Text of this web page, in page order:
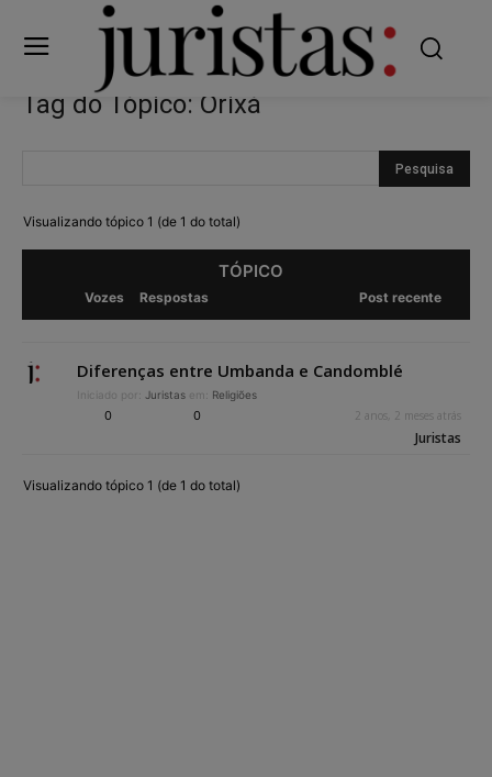
Tag do Tópico: Orixá
Visualizando tópico 1 (de 1 do total)
TÓPICO
Vozes Respostas Post recente
Diferenças entre Umbanda e Candomblé
Iniciado por: Juristas em: Religiões
0 0 2 anos, 2 meses atrás
Juristas
Visualizando tópico 1 (de 1 do total)